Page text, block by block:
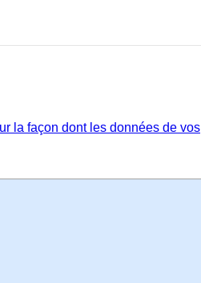
la façon dont les données de vos